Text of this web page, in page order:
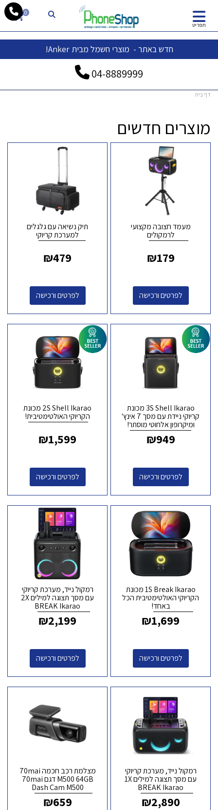
תפריט
0
חדש באתר - מוצרי חשמל מבית Anker!
04-8889999
דף בית
מוצרים חדשים
מעמד חצובה מקצועי
לרמקולים
₪179
לפרטים ורכישה
תיק נשיאה עם גלגלים
למערכת קריוקי
₪479
לפרטים ורכישה
3S Shell Ikarao מכונת
קריוקי ניידת עם מסך 7 אינץ'
ומיקרופון אלחוטי מוסתר!
₪949
לפרטים ורכישה
2S Shell Ikarao מכונת
הקריוקי האולטימטיבית!
₪1,599
לפרטים ורכישה
1S Break Ikarao מכונת
הקריוקי האולטימטיבית הכל
באחד!
₪1,699
לפרטים ורכישה
רמקול נייד, מערכת קריוקי
עם מסך תצוגה למילים 2X
BREAK Ikarao
₪2,199
לפרטים ורכישה
רמקול נייד, מערכת קריוקי
עם מסך תצוגה למילים 1X
BREAK Ikarao
₪2,890
מצלמת רכב חכמה 70mai
M500 64GB דגם 70mai
Dash Cam M500
₪659